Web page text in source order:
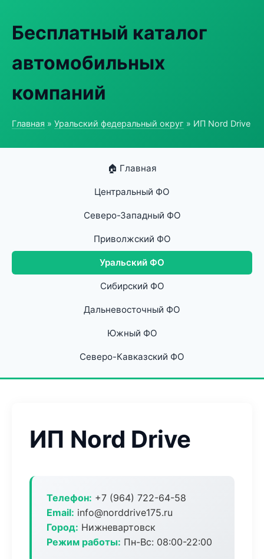
Бесплатный каталог
автомобильных
компаний
Главная » Уральский федеральный округ » ИП Nord Drive
🏠 Главная
Центральный ФО
Северо-Западный ФО
Приволжский ФО
Уральский ФО
Сибирский ФО
Дальневосточный ФО
Южный ФО
Северо-Кавказский ФО
ИП Nord Drive
Телефон: +7 (964) 722-64-58
Email: info@norddrive175.ru
Город: Нижневартовск
Режим работы: Пн-Вс: 08:00-22:00